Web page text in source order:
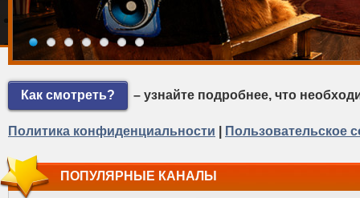
Как смотреть? – узнайте подробнее, что
Политика конфиденциальности Пользовательское
ПОПУЛЯРНЫЕ КАНАЛЫ